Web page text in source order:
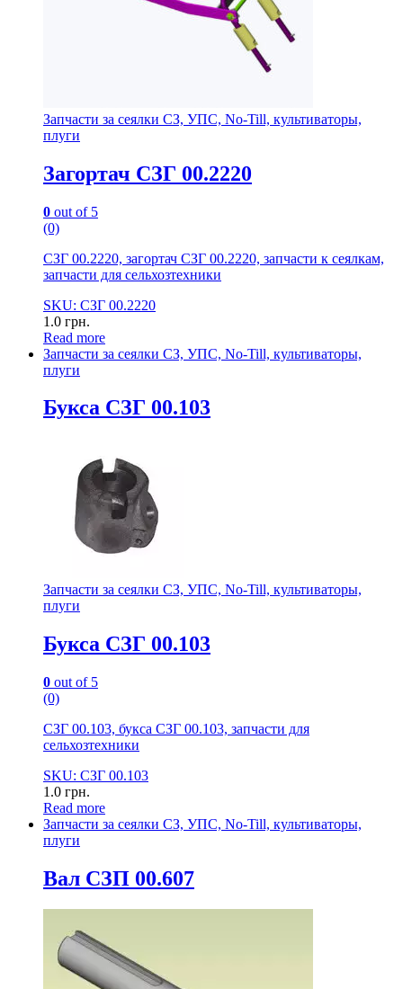
Запчасти за сеялки СЗ, УПС, No-Till, культиваторы,
плуги
Загортач СЗГ 00.2220
0 out of 5
(0)
СЗГ 00.2220, загортач СЗГ 00.2220, запчасти к сеялкам,
запчасти для сельхозтехники
SKU: СЗГ 00.2220
1.0 грн.
Read more
Запчасти за сеялки СЗ, УПС, No-Till, культиваторы,
плуги
Букса СЗГ 00.103
Запчасти за сеялки СЗ, УПС, No-Till, культиваторы,
плуги
Букса СЗГ 00.103
0 out of 5
(0)
СЗГ 00.103, букса СЗГ 00.103, запчасти для
сельхозтехники
SKU: СЗГ 00.103
1.0 грн.
Read more
Запчасти за сеялки СЗ, УПС, No-Till, культиваторы,
плуги
Вал СЗП 00.607